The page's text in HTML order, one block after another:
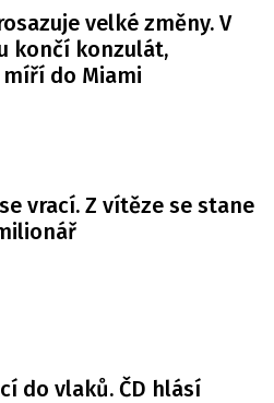
velké změny. V
končí konzulát,
do Miami
vrací. Z vítěze se stane
do vlaků. ČD hlásí